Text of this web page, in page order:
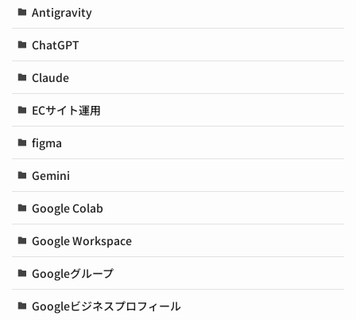
Antigravity
ChatGPT
Claude
ECサイト運用
figma
Gemini
Google Colab
Google Workspace
Googleグループ
Googleビジネスプロフィール